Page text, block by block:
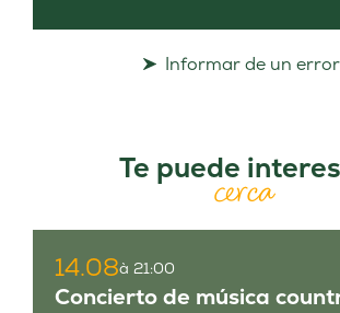
Informar de un error
Te puedecerca
14.08à 21:00
Concierto de música